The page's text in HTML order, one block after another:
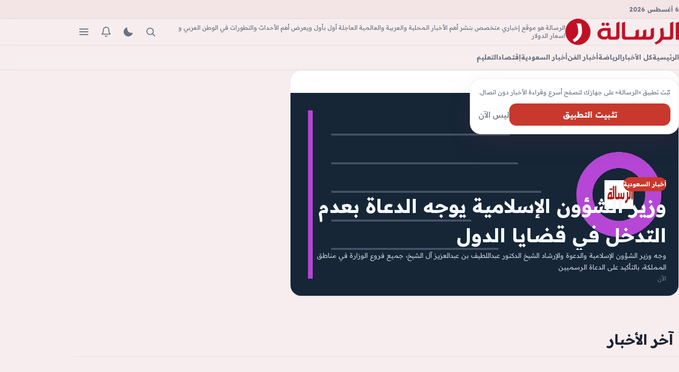
6 أغسطس 2026
الرسالة
الرسالة هو موقع إخباري متخصص بنشر أهم الأخبار المحلية والعربية والعالمية العاجلة أول بأول ويعرض أهم الأحداث والتطورات في الوطن العربي و
اسعار الدولار
بحث المظهرالتنبيهاتالقائمة
الرئيسيةكل الأخبارالرياضةأخبار الفنأخبار السعوديةإقتصادالتعليم
أخبار السعودية
وزير الشؤون الإسلامية يوجه الدعاة بعدم
التدخل في قضايا الدول
وجه وزير الشؤون الإسلامية والدعوة والإرشاد الشيخ الدكتور عبداللطيف بن عبدالعزيز آل الشيخ، جميع فروع الوزارة في مناطق
المملكة، بالتأكيد على الدعاة الرسميين
الآن
آخر الأخبار
ثبّت تطبيق «الرسالة» على جهازك لتصفح أسرع وقراءة الأخبار دون اتصال.
تثبيت التطبيق ليس الآن